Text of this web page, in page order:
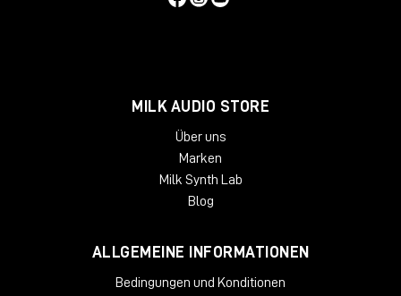
MILK AUDIO STORE
Über uns
Marken
Milk Synth Lab
Blog
ALLGEMEINE INFORMATIONEN
Bedingungen und Konditionen